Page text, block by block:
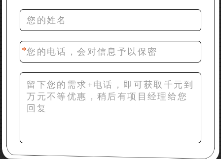
42分钟前 梁先生：膨润土磨到200目，用什么磨粉设
备？